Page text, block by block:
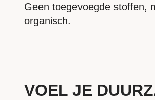
Geen toegevoegde stoffen,
organisch.
VOEL JE